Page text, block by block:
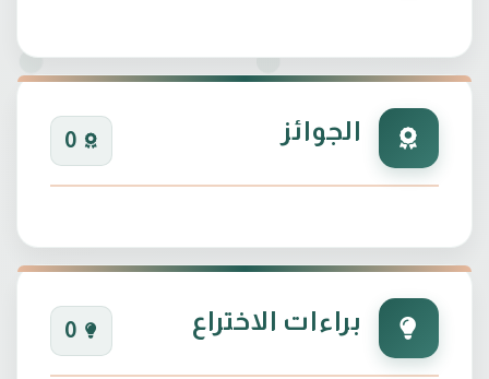
عضو اتحاد الحقوقيين العراقيين- فرع بابل
الجوائز 0
براءات الاختراع 0